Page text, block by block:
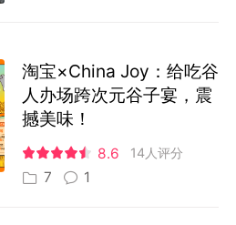
淘宝×China Joy：给吃谷
人办场跨次元谷子宴，震
撼美味！
8.6 14人评分
7 1